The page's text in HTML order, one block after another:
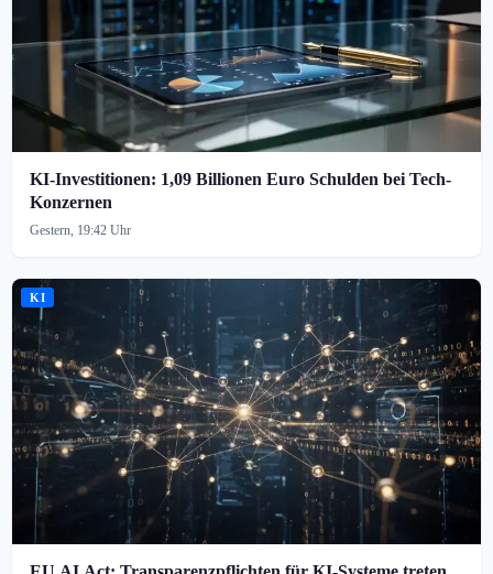
KI-Investitionen: 1,09 Billionen Euro Schulden bei Tech-
Konzernen
Gestern, 19:42 Uhr
KI